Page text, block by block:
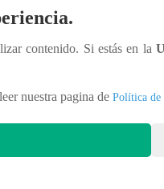
contenido. Si estás en la
nuestra pagina de Política de